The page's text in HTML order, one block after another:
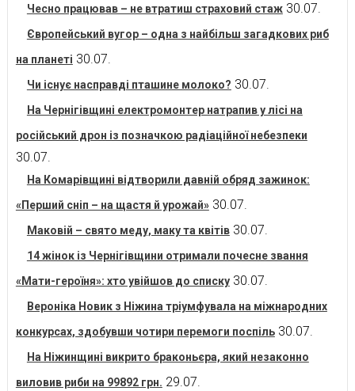
Чесно працював – не втратиш страховий стаж 30.07.
Європейський вугор – одна з найбільш загадкових риб
на планеті 30.07.
Чи існує насправді пташине молоко? 30.07.
На Чернігівщині електромонтер натрапив у лісі на
російський дрон із позначкою радіаційної небезпеки
30.07.
На Комарівщині відтворили давній обряд зажинок:
«Перший сніп – на щастя й урожай» 30.07.
Маковій – свято меду, маку та квітів 30.07.
14 жінок із Чернігівщини отримали почесне звання
«Мати-героїня»: хто увійшов до списку 30.07.
Вероніка Новик з Ніжина тріумфувала на міжнародних
конкурсах, здобувши чотири перемоги поспіль 30.07.
На Ніжинщині викрито браконьєра, який незаконно
виловив риби на 99892 грн. 29.07.